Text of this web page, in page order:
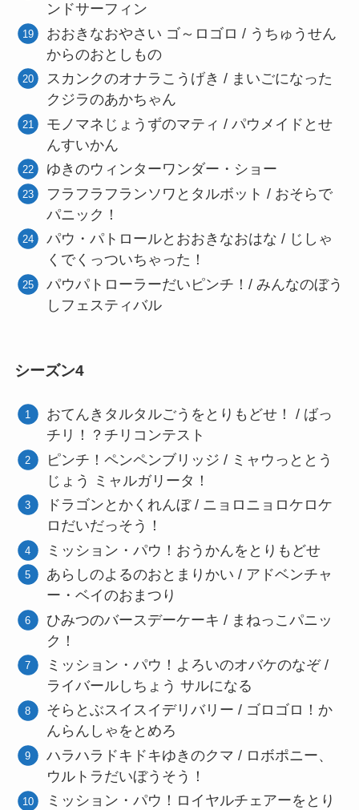
ンドサーフィン
おおきなおやさい ゴ～ロゴロ / うちゅうせん
からのおとしもの
スカンクのオナラこうげき / まいごになった
クジラのあかちゃん
モノマネじょうずのマティ / パウメイドとせ
んすいかん
ゆきのウィンターワンダー・ショー
フラフラフランソワとタルボット / おそらで
パニック！
パウ・パトロールとおおきなおはな / じしゃ
くでくっついちゃった！
パウパトローラーだいピンチ！/ みんなのぼう
しフェスティバル
シーズン4
おてんきタルタルごうをとりもどせ！ / ばっ
チリ！？チリコンテスト
ピンチ！ペンペンブリッジ / ミャウっととう
じょう ミャルガリータ！
ドラゴンとかくれんぼ / ニョロニョロケロケ
ロだいだっそう！
ミッション・パウ！おうかんをとりもどせ
あらしのよるのおとまりかい / アドベンチャ
ー・ベイのおまつり
ひみつのバースデーケーキ / まねっこパニッ
ク！
ミッション・パウ！よろいのオバケのなぞ /
ライバールしちょう サルになる
そらとぶスイスイデリバリー / ゴロゴロ！か
んらんしゃをとめろ
ハラハラドキドキゆきのクマ / ロボポニー、
ウルトラだいぼうそう！
ミッション・パウ！ロイヤルチェアーをとり